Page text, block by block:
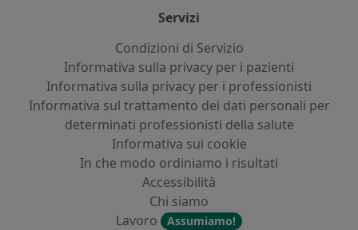
Servizi
Condizioni di Servizio
Informativa sulla privacy per i pazienti
Informativa sulla privacy per i professionisti
Informativa sul trattamento dei dati personali per
determinati professionisti della salute
Informativa sui cookie
In che modo ordiniamo i risultati
Accessibilità
Chi siamo
Lavoro
Assumiamo!